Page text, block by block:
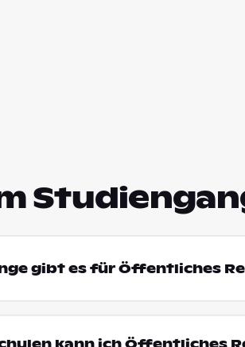
gibt es für Öffentliches